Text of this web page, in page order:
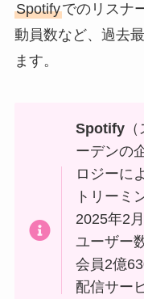
Spotifyでのリスナ
動員数など、過去
ます。
Spotify
ーデンの
ロジーに
トリーミ
2025年2
ユーザー
会員2億
配信サー